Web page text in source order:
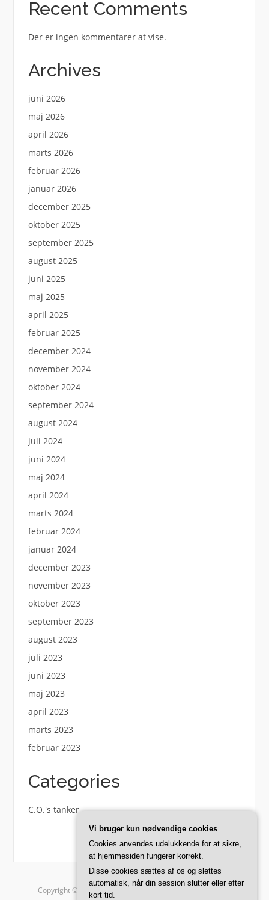
Recent Comments
Der er ingen kommentarer at vise.
Archives
juni 2026
maj 2026
april 2026
marts 2026
februar 2026
januar 2026
december 2025
oktober 2025
september 2025
august 2025
juni 2025
maj 2025
april 2025
februar 2025
december 2024
november 2024
oktober 2024
september 2024
august 2024
juli 2024
juni 2024
maj 2024
april 2024
marts 2024
februar 2024
januar 2024
december 2023
november 2023
oktober 2023
september 2023
august 2023
juli 2023
juni 2023
maj 2023
april 2023
marts 2023
februar 2023
Categories
C.O.'s tanker
Copyright © 2026 From C.O.. Alle rettigheder forbeholdes.
Vi bruger kun nødvendige cookies
Cookies anvendes udelukkende for at sikre,
at hjemmesiden fungerer korrekt.
Disse cookies sættes af os og slettes
automatisk, når din session slutter eller efter
kort tid.